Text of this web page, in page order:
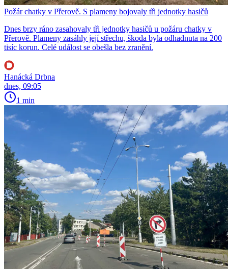
Požár chatky v Přerově. S plameny bojovaly tři jednotky hasičů
Dnes brzy ráno zasahovaly tři jednotky hasičů u požáru chatky v
Přerově. Plameny zasáhly její střechu, škoda byla odhadnuta na 200
tisíc korun. Celé událost se obešla bez zranění.
Hanácká Drbna
dnes, 09:05
1 min